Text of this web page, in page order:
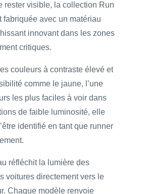
rester visible, la collection Run
fabriquée avec un matériau
innovant dans les zones
critiques.
couleurs à contraste élevé et
comme le jaune, l’une
les plus faciles à voir dans
de faible luminosité, elle
identifié en tant que runner
réfléchit la lumière des
voitures directement vers le
Chaque modèle renvoie